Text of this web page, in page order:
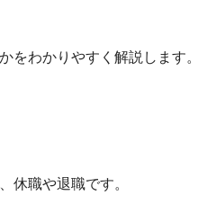
をわかりやすく解説します。
休職や退職です。